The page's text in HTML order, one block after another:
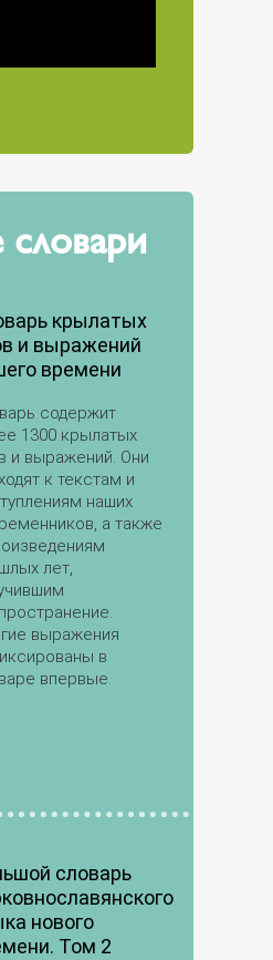
крылатых
и выражений
времени
содержит
1300 крылатых
и выражений. Они
к текстам и
наших
а также
лет,
выражения
в
впервые.
словарь
нового
Том 2